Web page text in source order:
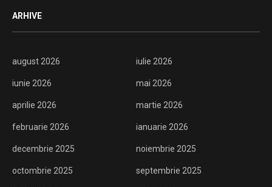
ARHIVE
august 2026 iulie 2026
iunie 2026 mai 2026
aprilie 2026 martie 2026
februarie 2026 ianuarie 2026
decembrie 2025 noiembrie 2025
octombrie 2025 septembrie 2025